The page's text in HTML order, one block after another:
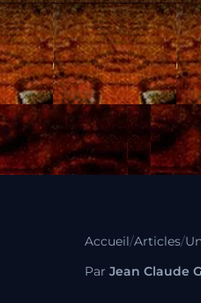
Accueil/Articles/
Par Jean Claude